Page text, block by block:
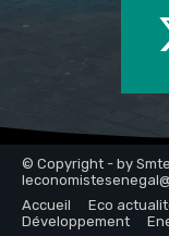
© Copyright - by
Accueil
Eco
Développement